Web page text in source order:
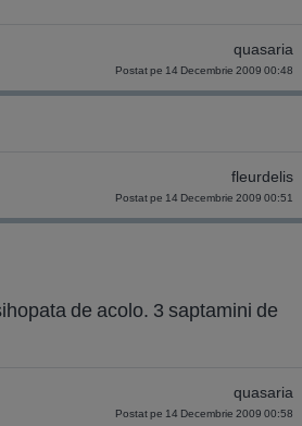
quasaria
Postat pe 14 Decembrie 2009 00:48
fleurdelis
Postat pe 14 Decembrie 2009 00:51
de acolo. 3 saptamini de
quasaria
Postat pe 14 Decembrie 2009 00:58